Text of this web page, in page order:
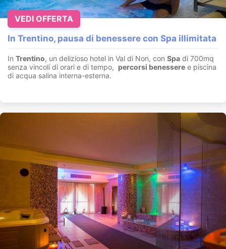
In Trentino, pausa di benessere con Spa illimitata
In Trentino, un delizioso hotel in Val di Non, con Spa di 700mq
senza vincoli di orari e di tempo, percorsi benessere e piscina
di acqua salina interna-esterna.
VEDI OFFERTA